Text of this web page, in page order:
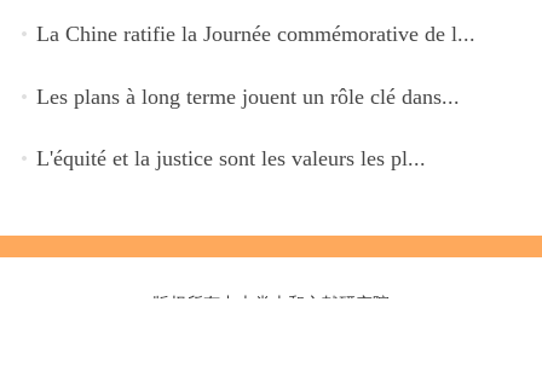
La Chine ratifie la Journée commémorative de l...
Les plans à long terme jouent un rôle clé dans...
L'équité et la justice sont les valeurs les pl...
版权所有中央党史和文献研究院